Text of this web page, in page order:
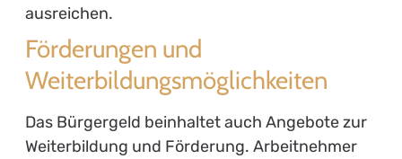
ausreichen.
Förderungen und
Weiterbildungsmöglichkeiten
Das Bürgergeld beinhaltet auch Angebote zur
Weiterbildung und Förderung. Arbeitnehmer